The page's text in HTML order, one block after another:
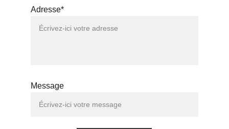
Adresse*
Message